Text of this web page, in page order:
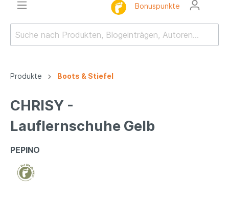
Bonuspunkte
Produkte Boots & Stiefel
CHRISY -
Lauflernschuhe Gelb
PEPINO